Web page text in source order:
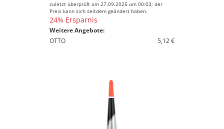
zuletzt überprüft am 27.09.2025 um 00:03; der
Preis kann sich seitdem geändert haben.
24% Ersparnis
Weitere Angebote:
OTTO
5,12 €